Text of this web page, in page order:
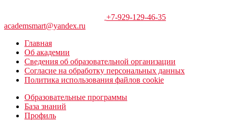
+7-929-129-46-35
academsmart@yandex.ru
Главная
Об академии
Сведения об образовательной организации
Согласие на обработку персональных данных
Политика использования файлов cookie
Образовательные программы
База знаний
Профиль